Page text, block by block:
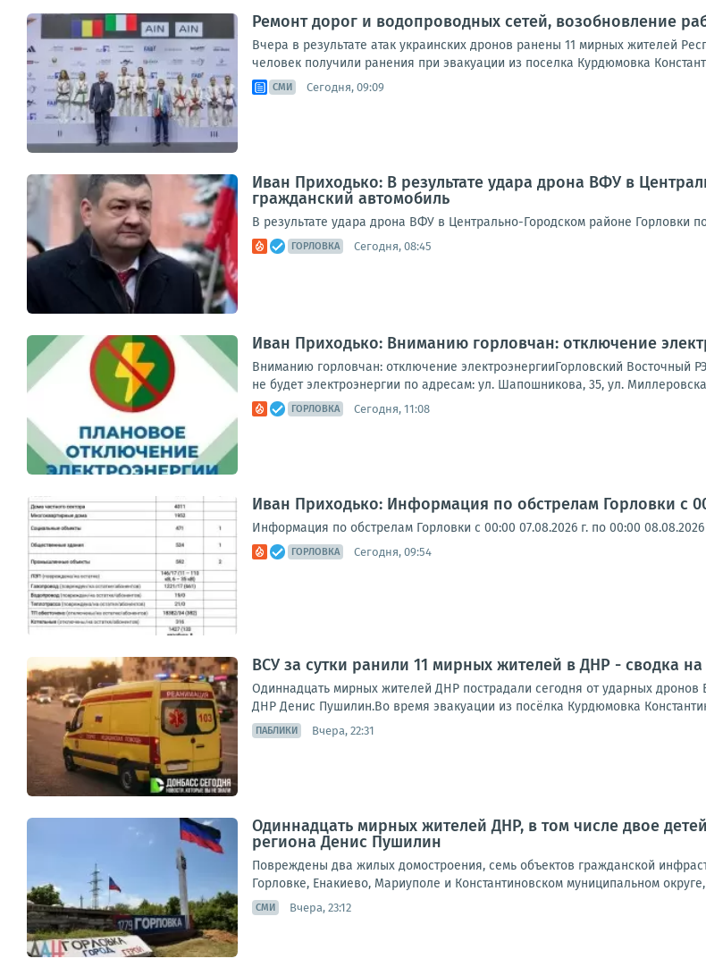
Ремонт дорог и водопроводных сетей, возобновление
Вчера в результате атак украинских дронов ранены 11 мирных жителей
человек получили ранения при эвакуации из поселка Курдюмовка
СМИ Сегодня, 09:09
Иван Приходько: В результате удара дрона ВФУ в
гражданский автомобиль
В результате удара дрона ВФУ в Центрально-Городском районе Горловки
ГОРЛОВКА Сегодня, 08:45
Иван Приходько: Вниманию горловчан: отключение
Вниманию горловчан: отключение электроэнергииГорловский Восточный
не будет электроэнергии по адресам: ул. Шапошникова, 35, ул.
ГОРЛОВКА Сегодня, 11:08
Иван Приходько: Информация по обстрелам Горловки с
Информация по обстрелам Горловки с 00:00 07.08.2026 г. по 00:00
ГОРЛОВКА Сегодня, 09:54
ВСУ за сутки ранили 11 мирных жителей в ДНР - сводка на
Одиннадцать мирных жителей ДНР пострадали сегодня от ударных
ДНР Денис Пушилин.Во время эвакуации из посёлка Курдюмовка
ПАБЛИКИ Вчера, 22:31
Одиннадцать мирных жителей ДНР, в том числе двое
региона Денис Пушилин
Повреждены два жилых домостроения, семь объектов гражданской
Горловке, Енакиево, Мариуполе и Константиновском муниципальном
СМИ Вчера, 23:12